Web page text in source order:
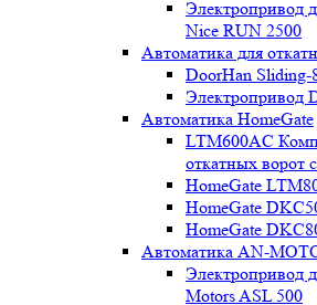
Электропривод
Nice RUN 2500
Автоматика для
DoorHan Sliding-
Электропривод
Автоматика HomeGate
LTM600AC
откатных ворот
HomeGate
HomeGate
HomeGate
Автоматика AN-
Электропривод
Motors ASL 500